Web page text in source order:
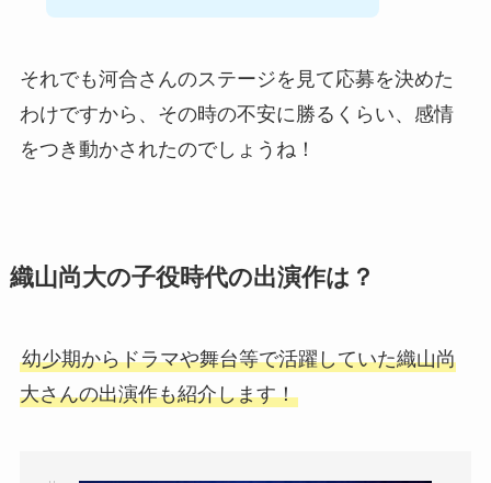
それでも河合さんのステージを見て応募を決めた
わけですから、その時の不安に勝るくらい、感情
をつき動かされたのでしょうね！
織山尚大の子役時代の出演作は？
幼少期からドラマや舞台等で活躍していた織山尚
大さんの出演作も紹介します！